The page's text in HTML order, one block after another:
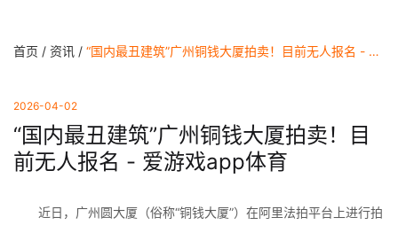
首页 / 资讯 / “国内最丑建筑”广州铜钱大厦拍卖！目前无人报名 - 爱游戏app体育
2026-04-02
“国内最丑建筑”广州铜钱大厦拍卖！目
前无人报名 - 爱游戏app体育
近日，广州圆大厦（俗称“铜钱大厦”）在阿里法拍平台上进行拍